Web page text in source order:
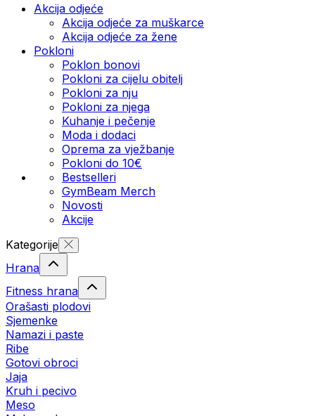
Akcija odjeće
Akcija odjeće za muškarce
Akcija odjeće za žene
Pokloni
Poklon bonovi
Pokloni za cijelu obitelj
Pokloni za nju
Pokloni za njega
Kuhanje i pečenje
Moda i dodaci
Oprema za vježbanje
Pokloni do 10€
Bestselleri
GymBeam Merch
Novosti
Akcije
Kategorije
Hrana
Fitness hrana
Orašasti plodovi
Sjemenke
Namazi i paste
Ribe
Gotovi obroci
Jaja
Kruh i pecivo
Meso